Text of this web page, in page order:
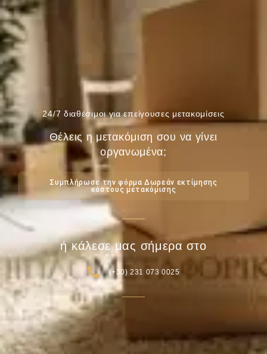
24/7 διαθέσιμοι για επείγουσες μετακομίσεις
Θέλεις η μετακόμιση σου να γίνει
οργανωμένα;
Συμπλήρωσε την φόρμα Δωρεάν εκτίμησης
κόστους μετακόμισης
ή κάλεσε μας σήμερα στο
(+30) 231 073 0025